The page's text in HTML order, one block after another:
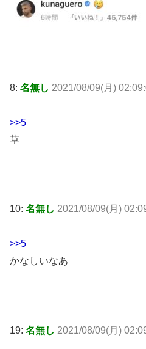
8: 名無し 2021/08/09(月)
>>5
草
10: 名無し 2021/08/09(月)
>>5
かなしいなあ
19: 名無し 2021/08/09(月)